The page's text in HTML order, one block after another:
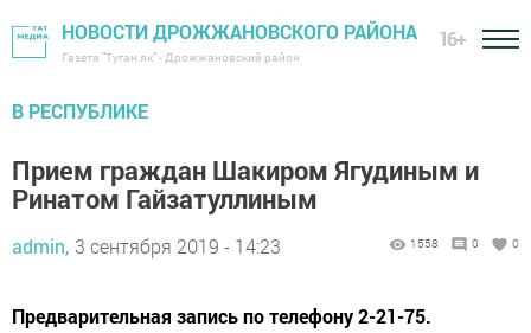
НОВОСТИ ДРОЖЖАНОВСКОГО РАЙОНА
Газета "Туган як" - Дрожжановский район
16+
В РЕСПУБЛИКЕ
Прием граждан Шакиром Ягудиным и
Ринатом Гайзатуллиным
admin, 3 сентября 2019 - 14:23 1558 0 0
Предварительная запись по телефону 2-21-75.